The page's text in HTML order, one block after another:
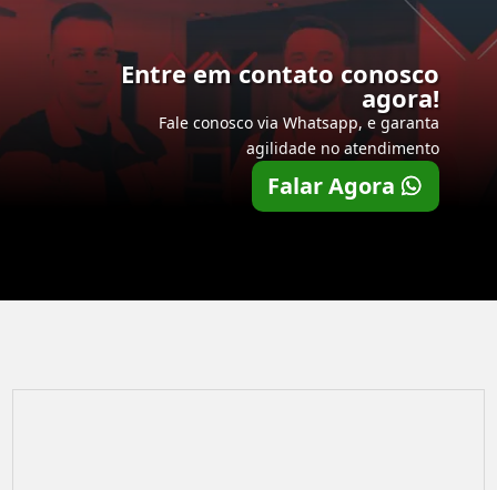
Entre em contato conosco
agora!
Fale conosco via Whatsapp, e garanta
agilidade no atendimento
Falar Agora